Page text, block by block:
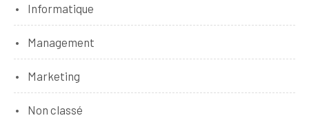
Informatique
Management
Marketing
Non classé